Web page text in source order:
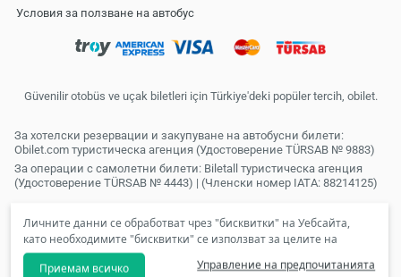
Личните данни се обработват чрез "бисквитки" на Уебсайта,
като необходимите "бисквитки" се използват за целите на
предоставянето на услуги на информационното общество. В
съответствие с Вашите предпочитания няма да можем да Ви
Приемам всичко Управление на предпочитанията
Условия за ползване на автобус
Güvenilir otobüs ve uçak biletleri için Türkiye'deki popüler tercih, obilet.
За хотелски резервации и закупуване на автобусни билети:
Obilet.com туристическа агенция (Удостоверение TÜRSAB № 9883)
За операции с самолетни билети: Biletall туристическа агенция
(Удостоверение TÜRSAB № 4443) | (Членски номер IATA: 88214125)